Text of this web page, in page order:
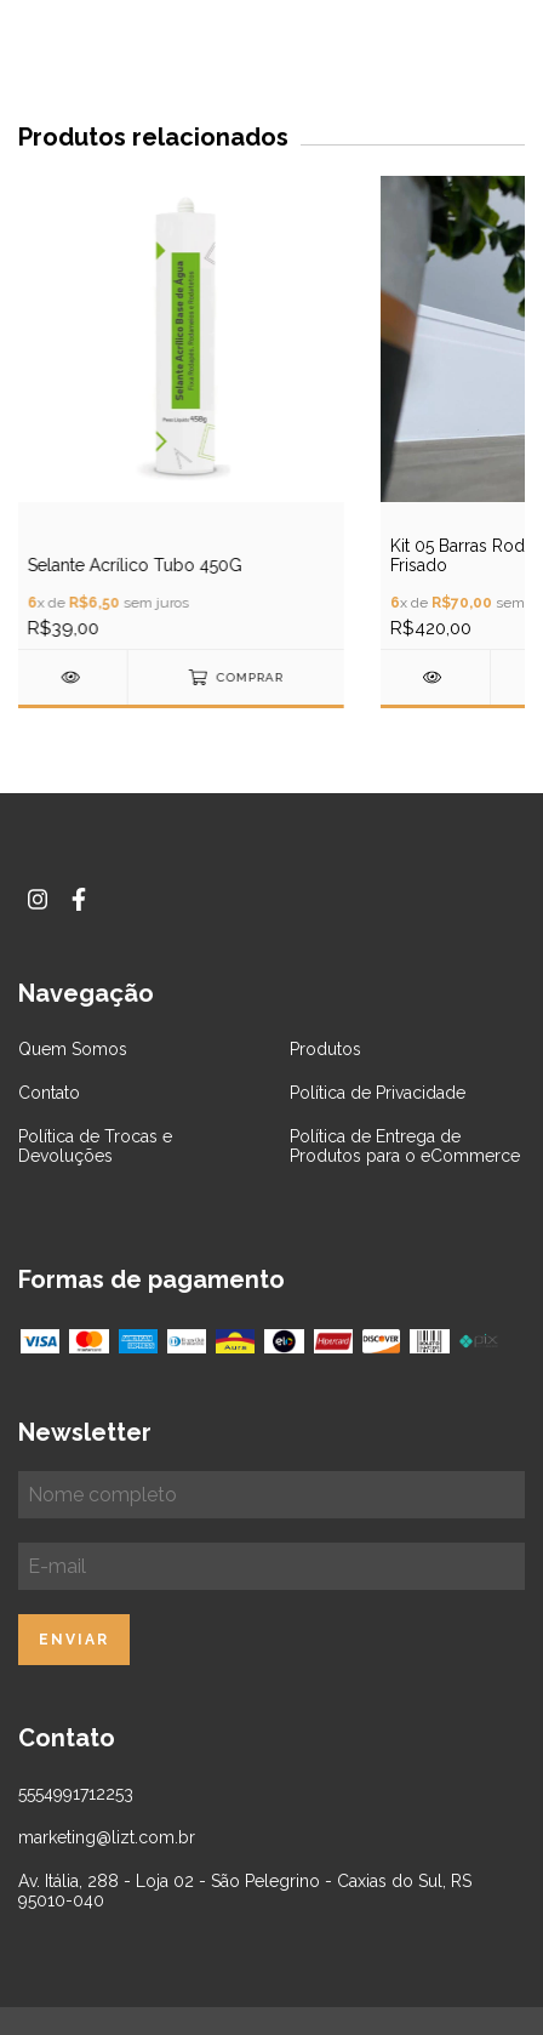
Produtos relacionados
Selante Acrílico Tubo 450G
6x de R$6,50 sem juros
R$39,00
COMPRAR
Kit 05 Barras
Frisado
6x de R$70,00 sem
R$420,00
Navegação
Quem Somos Produtos
Contato Política de Privacidade
Política de Trocas e
Devoluções
Política de Entrega de
Produtos para o eCommerce
Formas de pagamento
Newsletter
Contato
5554991712253
marketing@lizt.com.br
Av. Itália, 288 - Loja 02 - São Pelegrino - Caxias do Sul, RS
95010-040